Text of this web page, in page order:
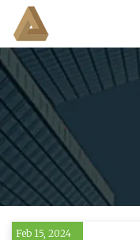
Feb 15, 2024